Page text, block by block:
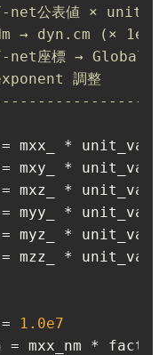
公表値 ×
→ dyn.cm (× 1e7)
座標 → GlobalCMT
調整
= mxx_ * unit_val
= mxy_ * unit_val
= mxz_ * unit_val
= myy_ * unit_val
= myz_ * unit_val
= mzz_ * unit_val
= 1.0e7
= mxx_nm * factor